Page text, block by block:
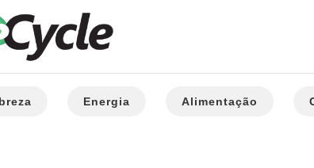
Energia Alimentação